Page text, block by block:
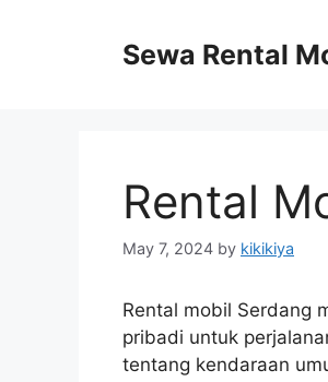
Sewa Rental
Rental
May 7, 2024 by kikikiya
Rental mobil Serdang
pribadi untuk
tentang kendaraan